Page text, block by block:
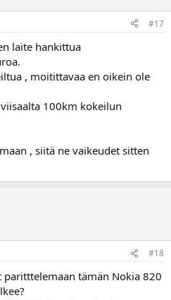
#17
laite hankittua
, moitittavaa en oikein ole
100km kokeilun
, siitä ne vaikeudet sitten
#18
tämän Nokia 820